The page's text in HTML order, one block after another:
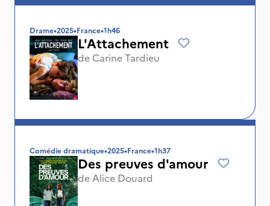
Drame•2025•France•1h46
L'Attachement
de Carine Tardieu
Comédie dramatique•2025•France•1h37
Des preuves d'amour
de Alice Douard